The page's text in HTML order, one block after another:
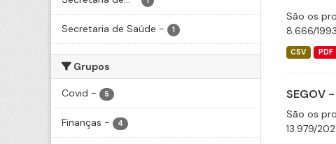
Secretaria de Saúde - 1
Grupos
Covid - 5
Finanças - 4
São os
8.666/
CSV PDF
SEGOV
São os
13.979/